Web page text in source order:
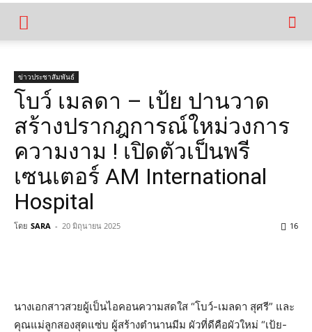
ข่าวประชาสัมพันธ์
โบว์ เมลดา – เป้ย ปานวาด
สร้างปรากฎการณ์ใหม่วงการ
ความงาม ! เปิดตัวเป็นพรี
เซนเตอร์ AM International
Hospital
โดย SARA - 20 มิถุนายน 2025 16
นางเอกสาวสวยผู้เป็นไอคอนความสดใส “โบว์-เมลดา สุศรี” และ
คุณแม่ลูกสองสุดแซ่บ ผู้สร้างตำนานมีม ผัวที่ดีคือผัวใหม่ “เป้ย-